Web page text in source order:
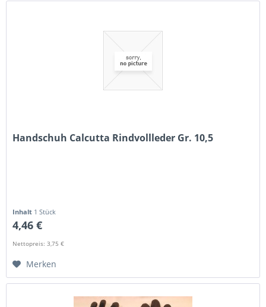
Handschuh Calcutta Rindvollleder Gr. 10,5
Inhalt 1 Stück
4,46 €
Nettopreis: 3,75 €
Merken